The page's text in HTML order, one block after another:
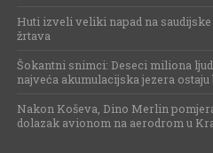
Huti izveli veliki napad na
žrtava
Šokantni snimci: Deseci miliona
najveća akumulacijska jezera ostaju
Nakon Koševa, Dino Merlin
dolazak avionom na aerodrom u